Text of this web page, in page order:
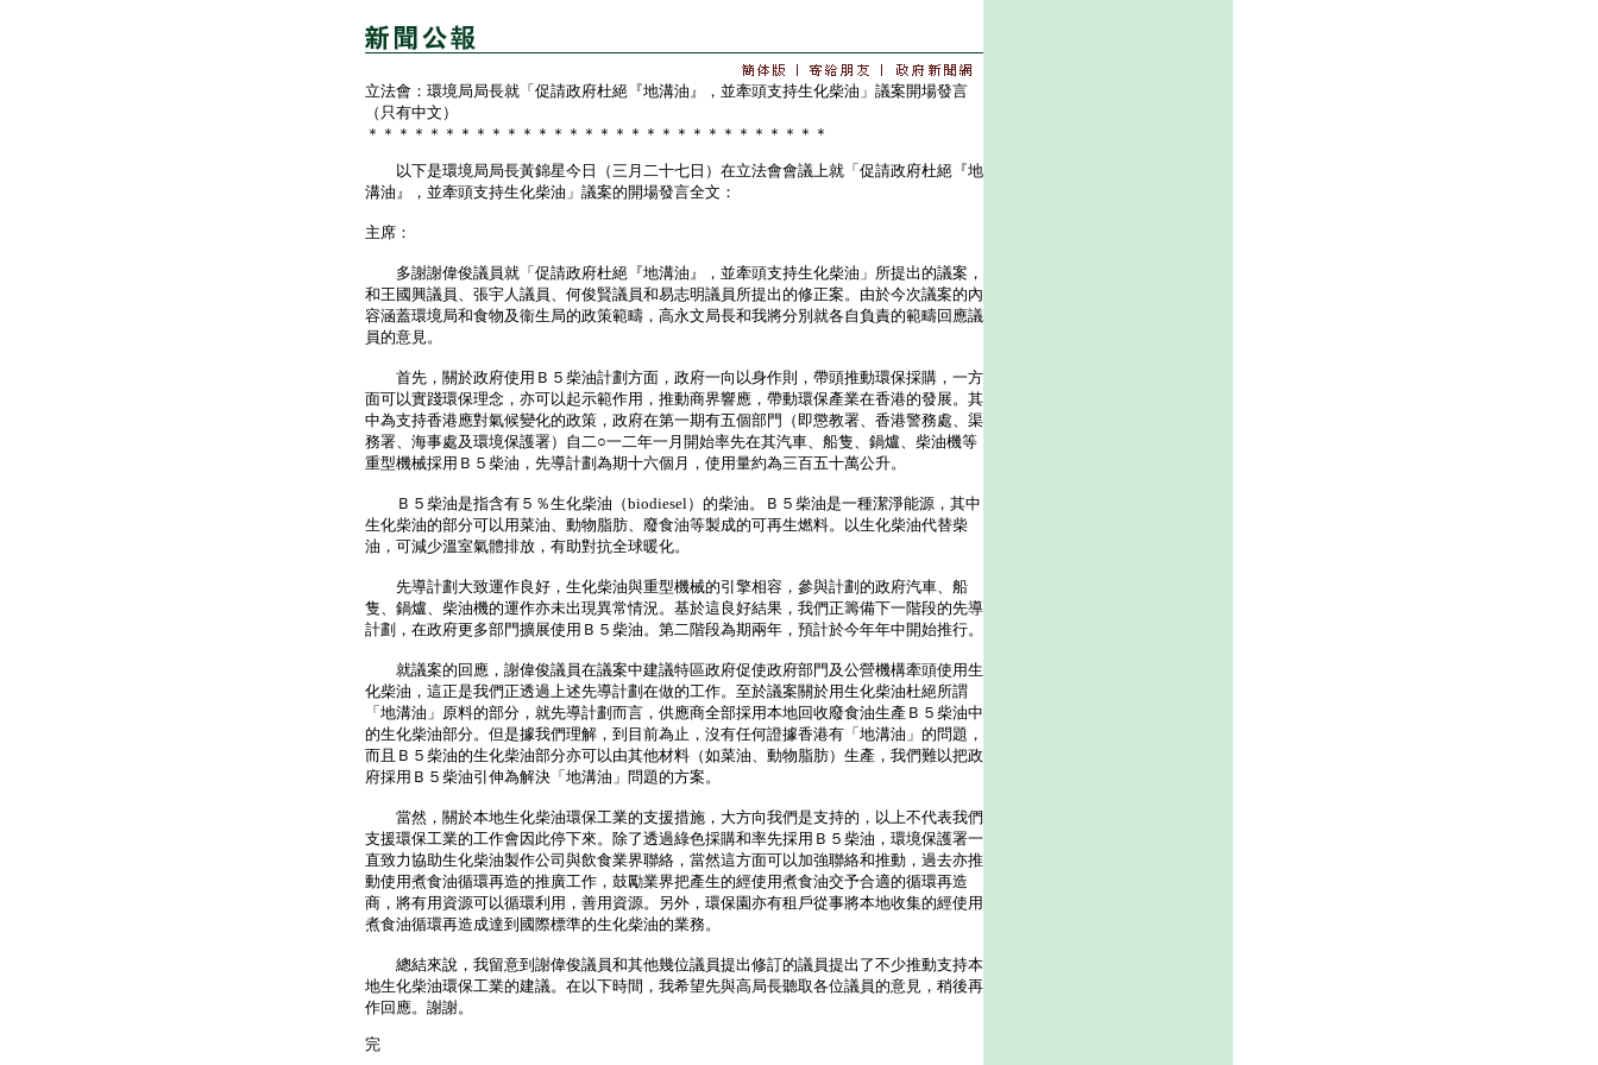
立法會：環境局局長就「促請政府杜絕『地溝油』，並牽頭支持生化柴油」議案開場發言
（只有中文）
＊＊＊＊＊＊＊＊＊＊＊＊＊＊＊＊＊＊＊＊＊＊＊＊＊＊＊＊＊＊
以下是環境局局長黃錦星今日（三月二十七日）在立法會會議上就「促請政府杜絕『地
溝油』，並牽頭支持生化柴油」議案的開場發言全文：
主席：
多謝謝偉俊議員就「促請政府杜絕『地溝油』，並牽頭支持生化柴油」所提出的議案，
和王國興議員、張宇人議員、何俊賢議員和易志明議員所提出的修正案。由於今次議案的內
容涵蓋環境局和食物及衞生局的政策範疇，高永文局長和我將分別就各自負責的範疇回應議
員的意見。
首先，關於政府使用Ｂ５柴油計劃方面，政府一向以身作則，帶頭推動環保採購，一方
面可以實踐環保理念，亦可以起示範作用，推動商界響應，帶動環保產業在香港的發展。其
中為支持香港應對氣候變化的政策，政府在第一期有五個部門（即懲教署、香港警務處、渠
務署、海事處及環境保護署）自二○一二年一月開始率先在其汽車、船隻、鍋爐、柴油機等
重型機械採用Ｂ５柴油，先導計劃為期十六個月，使用量約為三百五十萬公升。
Ｂ５柴油是指含有５％生化柴油（biodiesel）的柴油。Ｂ５柴油是一種潔淨能源，其中
生化柴油的部分可以用菜油、動物脂肪、廢食油等製成的可再生燃料。以生化柴油代替柴
油，可減少溫室氣體排放，有助對抗全球暖化。
先導計劃大致運作良好，生化柴油與重型機械的引擎相容，參與計劃的政府汽車、船
隻、鍋爐、柴油機的運作亦未出現異常情況。基於這良好結果，我們正籌備下一階段的先導
計劃，在政府更多部門擴展使用Ｂ５柴油。第二階段為期兩年，預計於今年年中開始推行。
就議案的回應，謝偉俊議員在議案中建議特區政府促使政府部門及公營機構牽頭使用生
化柴油，這正是我們正透過上述先導計劃在做的工作。至於議案關於用生化柴油杜絕所謂
「地溝油」原料的部分，就先導計劃而言，供應商全部採用本地回收廢食油生產Ｂ５柴油中
的生化柴油部分。但是據我們理解，到目前為止，沒有任何證據香港有「地溝油」的問題，
而且Ｂ５柴油的生化柴油部分亦可以由其他材料（如菜油、動物脂肪）生產，我們難以把政
府採用Ｂ５柴油引伸為解決「地溝油」問題的方案。
當然，關於本地生化柴油環保工業的支援措施，大方向我們是支持的，以上不代表我們
支援環保工業的工作會因此停下來。除了透過綠色採購和率先採用Ｂ５柴油，環境保護署一
直致力協助生化柴油製作公司與飲食業界聯絡，當然這方面可以加強聯絡和推動，過去亦推
動使用煮食油循環再造的推廣工作，鼓勵業界把產生的經使用煮食油交予合適的循環再造
商，將有用資源可以循環利用，善用資源。另外，環保園亦有租戶從事將本地收集的經使用
煮食油循環再造成達到國際標準的生化柴油的業務。
總結來說，我留意到謝偉俊議員和其他幾位議員提出修訂的議員提出了不少推動支持本
地生化柴油環保工業的建議。在以下時間，我希望先與高局長聽取各位議員的意見，稍後再
作回應。謝謝。
完